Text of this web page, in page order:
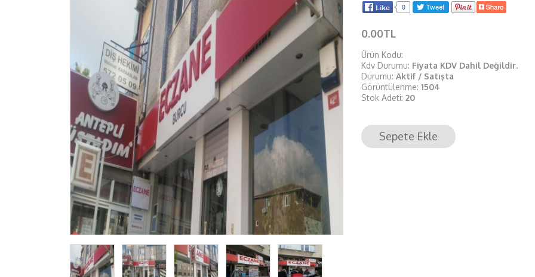
0.00TL
Ürün Kodu:
Kdv Durumu: Fiyata KDV Dahil Değildir.
Durumu: Aktif / Satışta
Görüntülenme: 1504
Stok Adeti: 20
Sepete Ekle